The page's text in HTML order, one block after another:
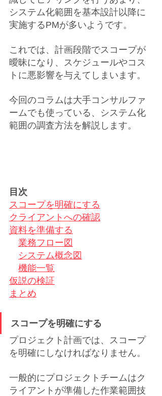
システム化範囲を基本設計以降に
実施するPMが多いようです。
これでは、計画段階でスコープが
曖昧になり、スケジュールやコス
トに悪影響を与えてしまいます。
今回のコラムは大手コンサルファ
ームでも使っている、システム化
範囲の調査方法を解説します。
目次
スコープを明確にする
クライアントへの確認
資料を準備する
業務フロー図
システム概念図
機能一覧
仮説の検証
まとめ
スコープを明確にする
プロジェクト計画では、スコープ
を明確にしなければなりません。
一般的にプロジェクトチームはク
ライアントが準備した作業範囲技